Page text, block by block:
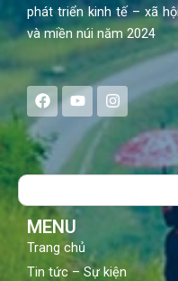
phát triển kinh tế – xã
và miền núi năm 2024
F
a
c
e
b
o
Y
o
u
t
u
b
I
n
s
a
g
Search
MENU
Trang chủ
Tin tức – Sự kiện